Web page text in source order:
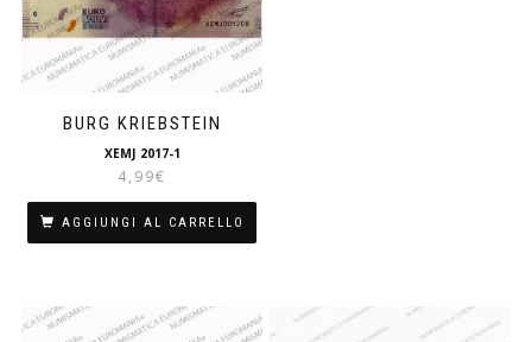
BURG KRIEBSTEIN
XEMJ 2017-1
4,99€
AGGIUNGI AL CARRELLO